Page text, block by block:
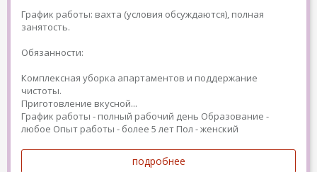
График работы: вахта (условия обсуждаются), полная
занятость.
Обязанности:
Комплексная уборка апартаментов и поддержание
чистоты.
Приготовление вкусной...
График работы - полный рабочий день Образование -
любое Опыт работы - более 5 лет Пол - женский
подробнее